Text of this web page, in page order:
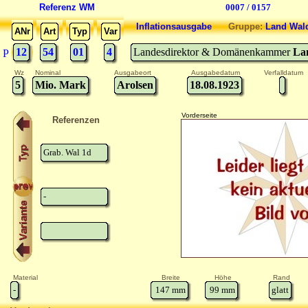
Referenz WM 0007 / 0157
ANr Art Typ Var
P 12 54 01 4
InflationsausgabeGruppe:Land
Landesdirektor & Domänenkammer
Wz Nominal Ausgabeort Ausgabedatum Verfalldatum
5 Mio. Mark Arolsen 18.08.1923
Referenzen
Grab. Wal 1d
-
Vorderseite
Material Breite Höhe Rand
- 147 mm 99 mm glatt